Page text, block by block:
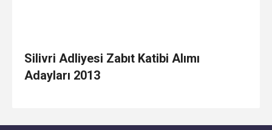
Silivri Adliyesi Zabıt Katibi Alımı
Adayları 2013